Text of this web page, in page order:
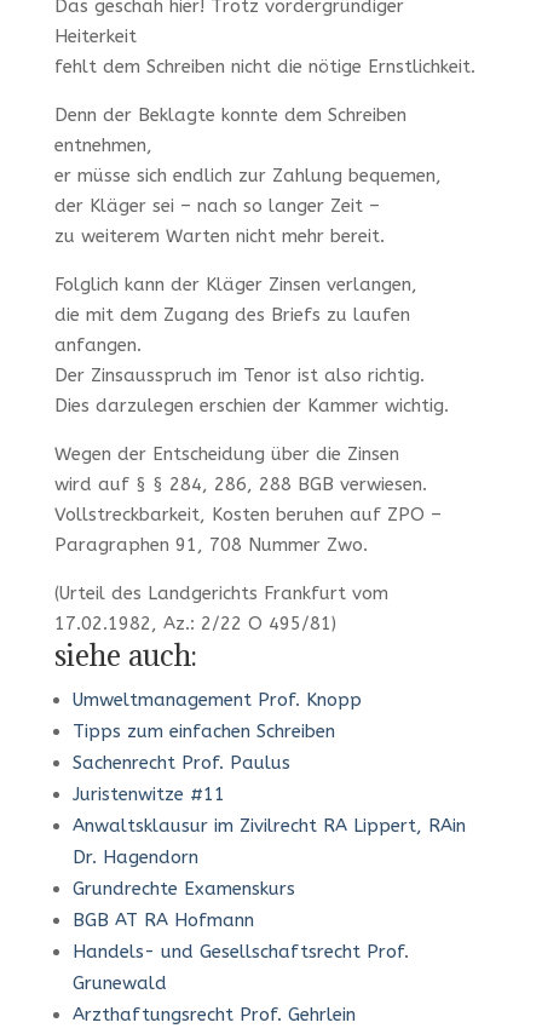
Das geschah hier! Trotz vordergründiger
Heiterkeit
fehlt dem Schreiben nicht die nötige Ernstlichkeit.
Denn der Beklagte konnte dem Schreiben
entnehmen,
er müsse sich endlich zur Zahlung bequemen,
der Kläger sei – nach so langer Zeit –
zu weiterem Warten nicht mehr bereit.
Folglich kann der Kläger Zinsen verlangen,
die mit dem Zugang des Briefs zu laufen
anfangen.
Der Zinsausspruch im Tenor ist also richtig.
Dies darzulegen erschien der Kammer wichtig.
Wegen der Entscheidung über die Zinsen
wird auf § § 284, 286, 288 BGB verwiesen.
Vollstreckbarkeit, Kosten beruhen auf ZPO –
Paragraphen 91, 708 Nummer Zwo.
(Urteil des Landgerichts Frankfurt vom
17.02.1982, Az.: 2/22 O 495/81)
siehe auch:
Umweltmanagement Prof. Knopp
Tipps zum einfachen Schreiben
Sachenrecht Prof. Paulus
Juristenwitze #11
Anwaltsklausur im Zivilrecht RA Lippert, RAin
Dr. Hagendorn
Grundrechte Examenskurs
BGB AT RA Hofmann
Handels- und Gesellschaftsrecht Prof.
Grunewald
Arzthaftungsrecht Prof. Gehrlein